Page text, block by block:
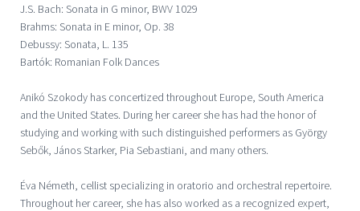
J.S. Bach: Sonata in G minor, BWV 1029
Brahms: Sonata in E minor, Op. 38
Debussy: Sonata, L. 135
Bartók: Romanian Folk Dances
Anikó Szokody has concertized throughout Europe, South America
and the United States. During her career she has had the honor of
studying and working with such distinguished performers as György
Sebők, János Starker, Pia Sebastiani, and many others.
Éva Németh, cellist specializing in oratorio and orchestral repertoire.
Throughout her career, she has also worked as a recognized expert,